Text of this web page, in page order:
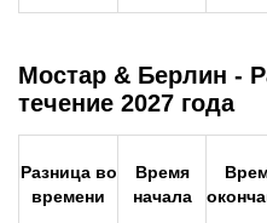
Мостар & Берлин -
течение 2027 года
Разница во
времени
Время
начала